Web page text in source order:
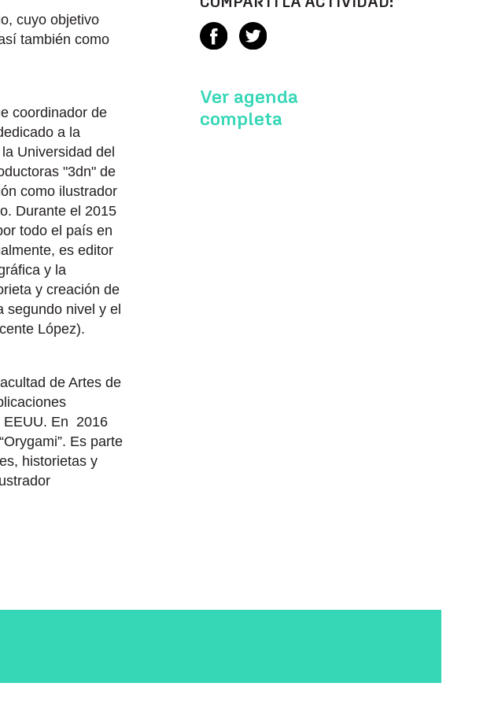
cuyo objetivo
también como
coordinador de
a la
Universidad del
"3dn" de
como ilustrador
Durante el 2015
todo el país en
es editor
y la
y creación de
segundo nivel y el
López).
de Artes de
EEUU. En 2016
Es parte
historietas y
Ver agenda
completa